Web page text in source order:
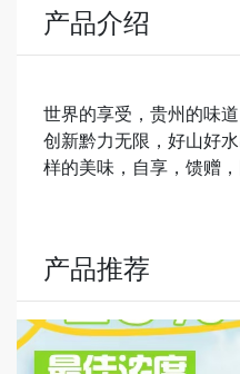
产品介绍
世界的享受，贵州的味
创新黔力无限，好山好
样的美味，自享，馈赠，
产品推荐